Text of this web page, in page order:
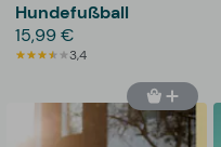
Hundefußball
15,99 €
3,4